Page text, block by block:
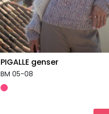
PIGALLE genser
BM 05-08